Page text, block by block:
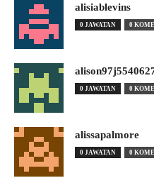
alisiablevins
0 JAWATAN 0
0 JAWATAN 0
alissapalmore
0 JAWATAN 0